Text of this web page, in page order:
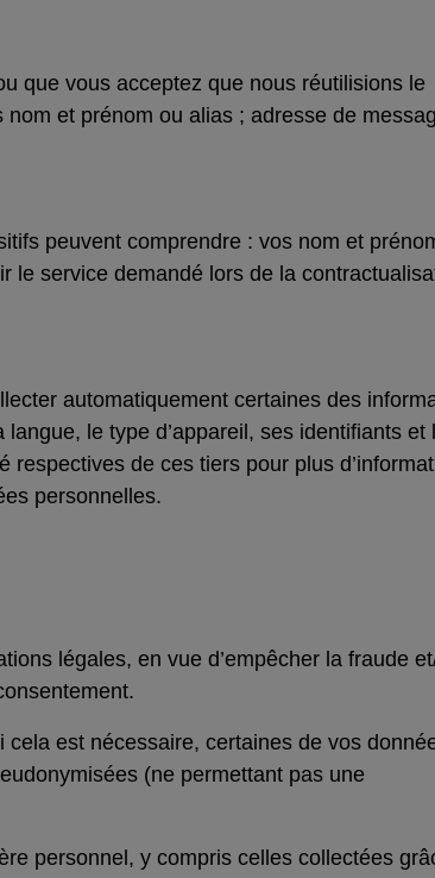
que vous acceptez que nous réutilisions le
et prénom ou alias ; adresse de
peuvent comprendre : vos nom et
le service demandé lors de la
automatiquement certaines des
le type d’appareil, ses identifiants et
de ces tiers pour plus
personnelles.
légales, en vue d’empêcher la fraude
est nécessaire, certaines de vos
(ne permettant pas une
personnel, y compris celles collectées